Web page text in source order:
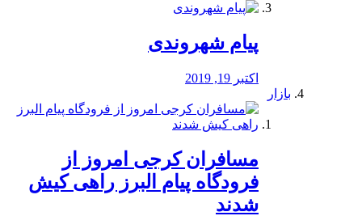
پیام شهروندی
اکتبر 19, 2019
بازار
مسافران کرجی امروز از
فرودگاه پیام البرز راهی کیش
شدند